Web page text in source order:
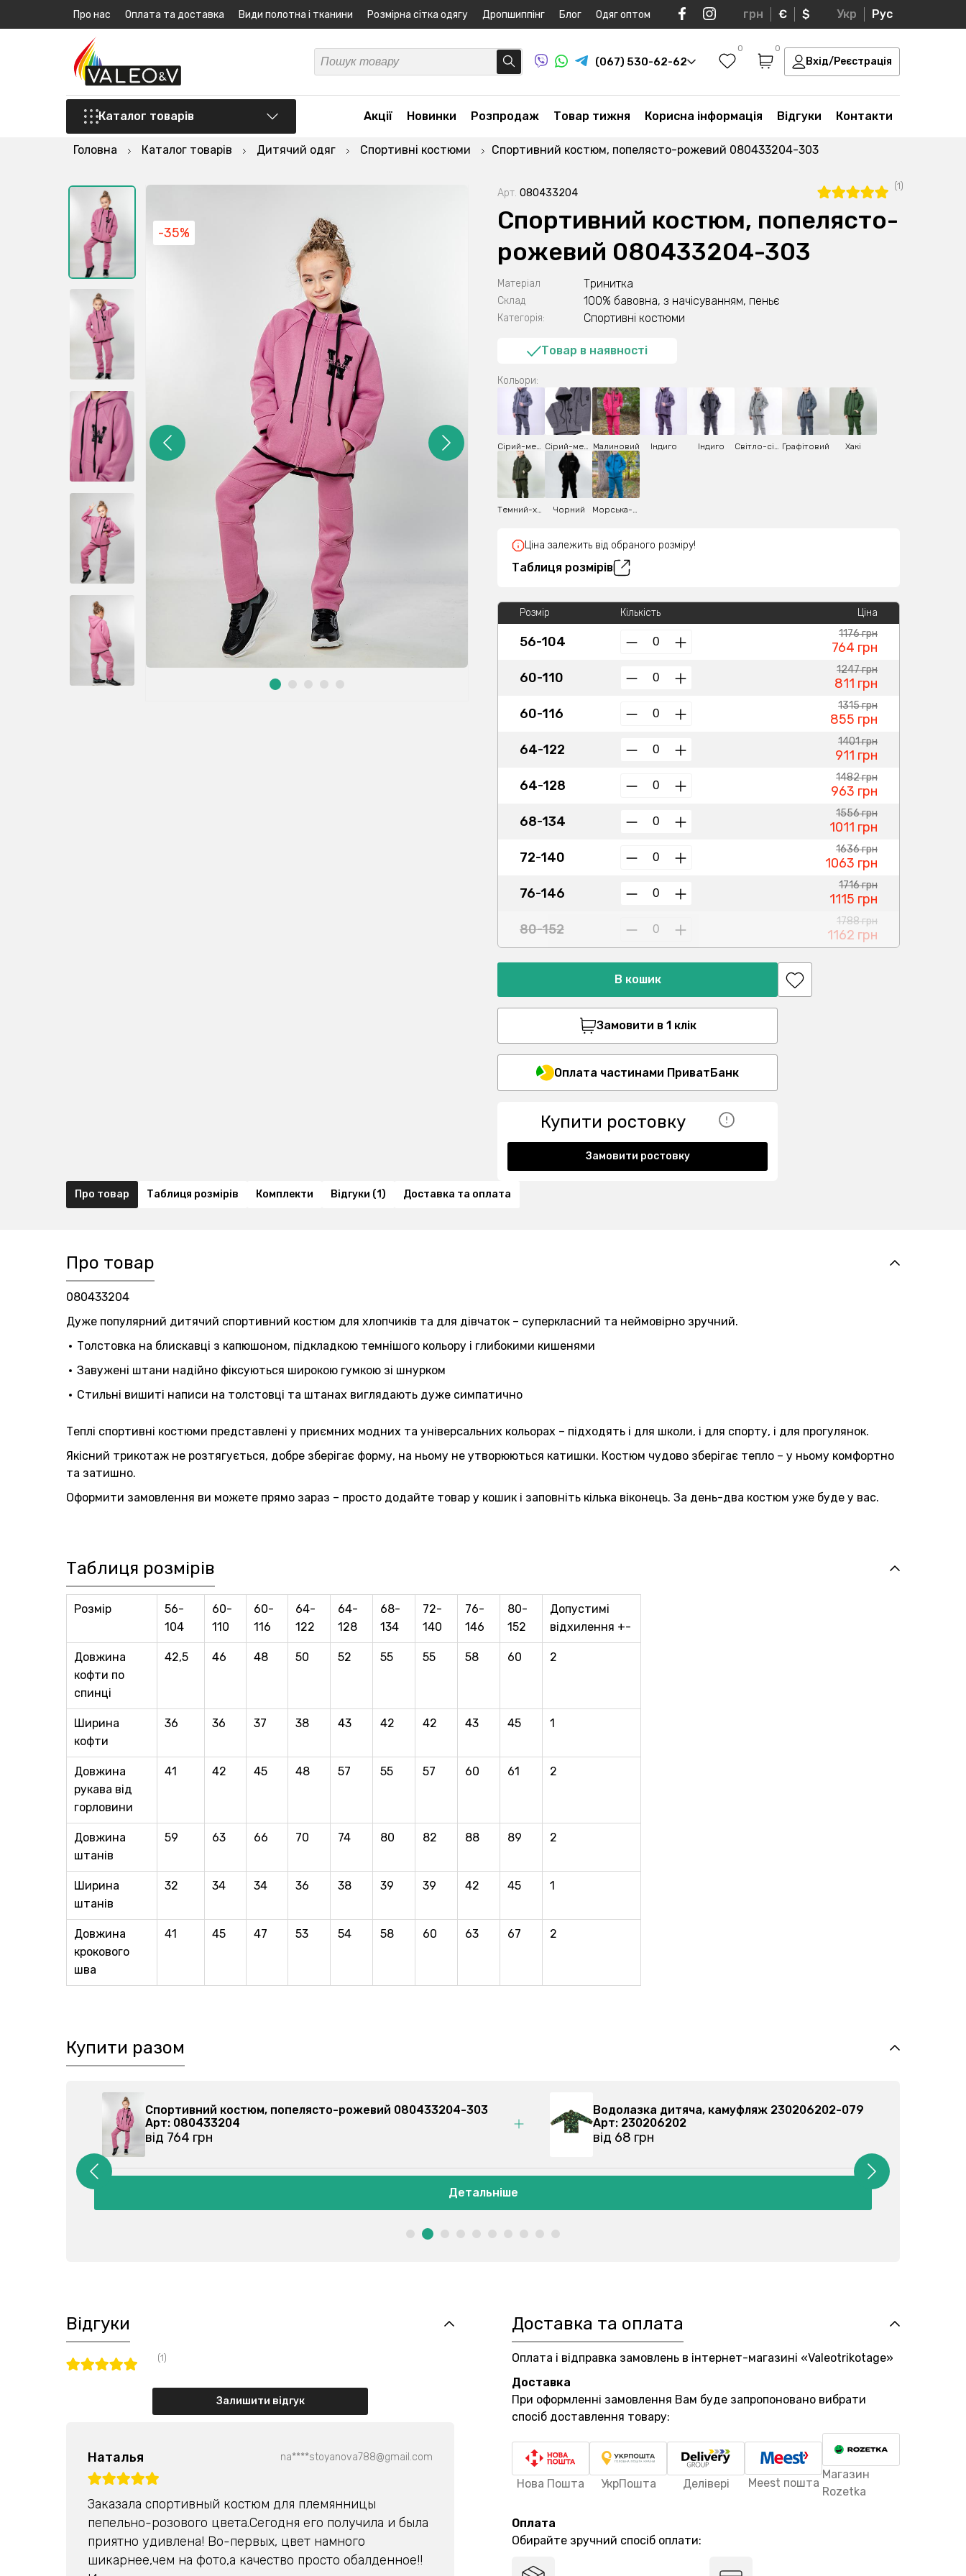
Про нас Оплата та доставка Види полотна і тканини Розмірна сітка одягу Дропшиппінг Блог Одяг оптом грн € $ Укр Рус
(067) 530-62-62
0 0
Вхід/Реєстрація
Каталог товарів Акції Новинки Розпродаж Товар тижня Корисна інформація Відгуки Контакти
Головна Каталог товарів Дитячий одяг Спортивні костюми Спортивний костюм, попелясто-рожевий 080433204-303
-35%
Арт. 080433204
(1)
Спортивний костюм, попелясто-
рожевий 080433204-303
Матеріал Тринитка
Склад 100% бавовна, з начісуванням, пеньє
Категорія: Спортивні костюми
Товар в наявності
Кольори:
Сірий-меланж Сірий-меланж Малиновий Індиго Індиго Світло-сірий Графітовий Хакі
Темний-хакі Чорний Морська-хвиля
Ціна залежить від обраного розміру!
Таблиця розмірів
Розмір
56-104
60-110
60-116
64-122
64-128
68-134
72-140
76-146
80-152
Кількість
Ціна
1176 грн
764 грн
1247 грн
811 грн
1315 грн
855 грн
1401 грн
911 грн
1482 грн
963 грн
1556 грн
1011 грн
1636 грн
1063 грн
1716 грн
1115 грн
1788 грн
1162 грн
В кошик
Замовити в 1 клік
Оплата частинами ПриватБанк
Купити ростовку
Замовити ростовку
Про товар Таблиця розмірів Комплекти Відгуки (1) Доставка та оплата
Про товар
080433204
Дуже популярний дитячий спортивний костюм для хлопчиків та для дівчаток – суперкласний та неймовірно зручний.
Толстовка на блискавці з капюшоном, підкладкою темнішого кольору і глибокими кишенями
Завужені штани надійно фіксуються широкою гумкою зі шнурком
Стильні вишиті написи на толстовці та штанах виглядають дуже симпатично
Теплі спортивні костюми представлені у приємних модних та універсальних кольорах – підходять і для школи, і для спорту, і для прогулянок.
Якісний трикотаж не розтягується, добре зберігає форму, на ньому не утворюються катишки. Костюм чудово зберігає тепло – у ньому комфортно
та затишно.
Оформити замовлення ви можете прямо зараз – просто додайте товар у кошик і заповніть кілька віконець. За день-два костюм уже буде у вас.
Таблиця розмірів
Розмір
56-
104
60-
110
60-
116
64-
122
64-
128
68-
134
72-
140
76-
146
80-
152
Допустимі
відхилення +-
Довжина
кофти по
спинці
42,5 46 48 50 52 55 55 58 60 2
Ширина
кофти
36 36 37 38 43 42 42 43 45 1
Довжина
рукава від
горловини
41 42 45 48 57 55 57 60 61 2
Довжина
штанів
59 63 66 70 74 80 82 88 89 2
Ширина
штанів
32 34 34 36 38 39 39 42 45 1
Довжина
крокового
шва
41 45 47 53 54 58 60 63 67 2
Купити разом
Спортивний костюм, попелясто-рожевий 080433204-303
Арт: 080433204
від 764 грн
Водолазка дитяча, сірий меланж 230206205-027
Арт: 230206205
від 68 грн
Детальніше
Відгуки
(1)
Залишити відгук
Наталья na****stoyanova788@gmail.com
Заказала спортивный костюм для племянницы
пепельно-розового цвета.Сегодня его получила и была
приятно удивлена! Во-первых, цвет намного
шикарнее,чем на фото,а качество просто обалденное!!
Доставка та оплата
Оплата і відправка замовлень в інтернет-магазині «Valeotrikotage»
Доставка
При оформленні замовлення Вам буде запропоновано вибрати
спосіб доставлення товару:
Нова Пошта УкрПошта Делівері Meest пошта
Магазин
Rozetka
Оплата
Обирайте зручний спосіб оплати: